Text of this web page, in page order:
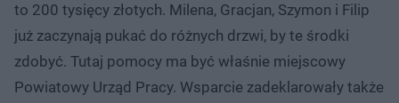
to 200 tysięcy złotych. Milena, Gracjan, Szymon i Filip
już zaczynają pukać do różnych drzwi, by te środki
zdobyć. Tutaj pomocy ma być właśnie miejscowy
Powiatowy Urząd Pracy. Wsparcie zadeklarowały także